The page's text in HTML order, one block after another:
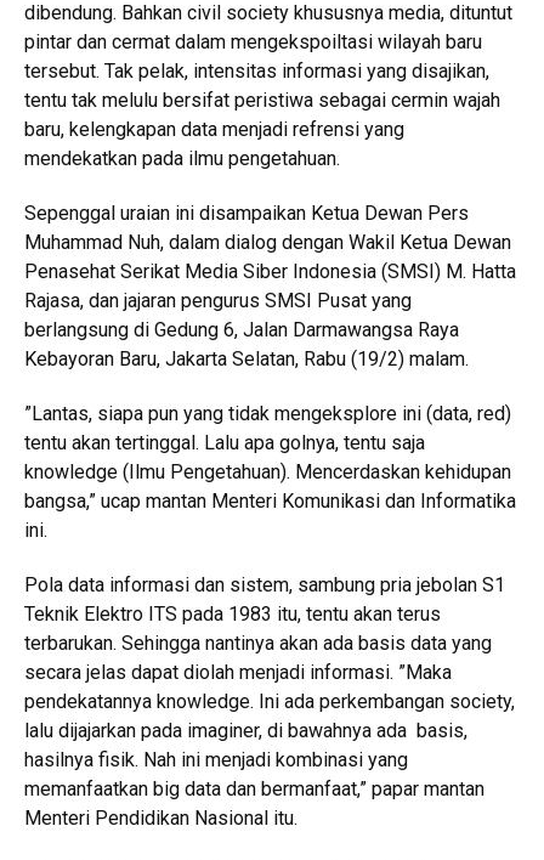
dibendung. Bahkan civil society khususnya media, dituntut
pintar dan cermat dalam mengekspoiltasi wilayah baru
tersebut. Tak pelak, intensitas informasi yang disajikan,
tentu tak melulu bersifat peristiwa sebagai cermin wajah
baru, kelengkapan data menjadi refrensi yang
mendekatkan pada ilmu pengetahuan.
Sepenggal uraian ini disampaikan Ketua Dewan Pers
Muhammad Nuh, dalam dialog dengan Wakil Ketua Dewan
Penasehat Serikat Media Siber Indonesia (SMSI) M. Hatta
Rajasa, dan jajaran pengurus SMSI Pusat yang
berlangsung di Gedung 6, Jalan Darmawangsa Raya
Kebayoran Baru, Jakarta Selatan, Rabu (19/2) malam.
”Lantas, siapa pun yang tidak mengeksplore ini (data, red)
tentu akan tertinggal. Lalu apa golnya, tentu saja
knowledge (Ilmu Pengetahuan). Mencerdaskan kehidupan
bangsa,” ucap mantan Menteri Komunikasi dan Informatika
ini.
Pola data informasi dan sistem, sambung pria jebolan S1
Teknik Elektro ITS pada 1983 itu, tentu akan terus
terbarukan. Sehingga nantinya akan ada basis data yang
secara jelas dapat diolah menjadi informasi. ”Maka
pendekatannya knowledge. Ini ada perkembangan society,
lalu dijajarkan pada imaginer, di bawahnya ada basis,
hasilnya fisik. Nah ini menjadi kombinasi yang
memanfaatkan big data dan bermanfaat,” papar mantan
Menteri Pendidikan Nasional itu.